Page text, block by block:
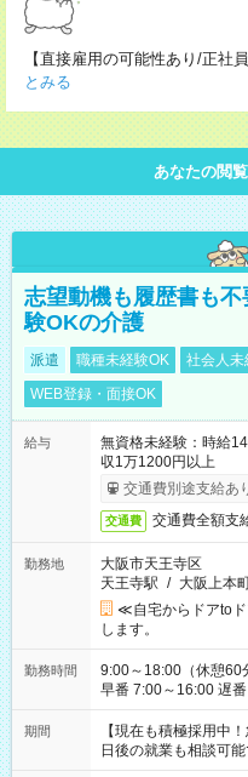
【直接雇用の可能性あり/正社
とみる
あなたの閲
志望動機も履歴書も
験OKの介護
派遣 職種未経験OK 社会人未
WEB登録・面接OK
給与
無資格未経験：時給
収1万1200円以上
交通費別途支給あ
交通費 交通費全額支
勤務地
大阪市天王寺区
天王寺駅 / 大阪上本
≪自宅からドアto
します。
勤務時間
9:00～18:00（休憩60分） ■ご希望があれば下記シフ
早番 7:00～16:00 遅番 10:00～19:00
い」 「余裕を持って
たくない」 など、ご希望を
の方へ 今ご覧のお仕
の勤務時間。 合計で
期間
【現在も積極採用中
日後の就業も相談可能